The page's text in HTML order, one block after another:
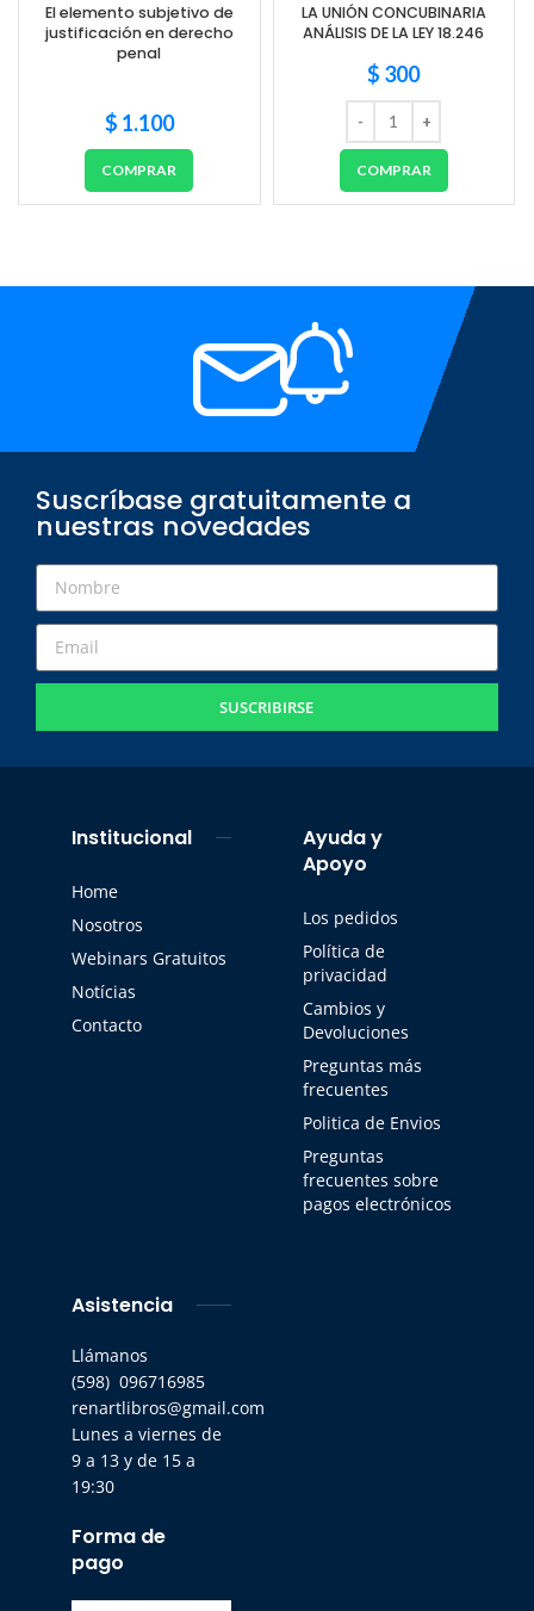
El elemento subjetivo de
justificación en derecho
penal
$ 1.100
COMPRAR
LA UNIÓN CONCUBINARIA
ANÁLISIS DE LA LEY 18.246
$ 300
COMPRAR
Suscríbase gratuitamente a
nuestras novedades
SUSCRIBIRSE
Institucional
Home
Nosotros
Webinars Gratuitos
Notícias
Contacto
Ayuda y
Apoyo
Los pedidos
Política de
privacidad
Cambios y
Devoluciones
Preguntas más
frecuentes
Politica de Envios
Preguntas
frecuentes sobre
pagos electrónicos
Asistencia
Llámanos
(598) 096716985
renartlibros@gmail.com
Lunes a viernes de
9 a 13 y de 15 a
19:30
Forma de
pago